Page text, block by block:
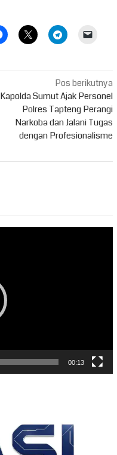
Pos berikutnya
Kapolda Sumut Ajak Personel
Polres Tapteng Perangi
Narkoba dan Jalani Tugas
dengan Profesionalisme
00:13